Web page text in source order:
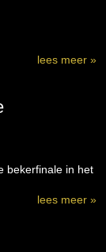
lees meer »
bekerfinale in het
lees meer »